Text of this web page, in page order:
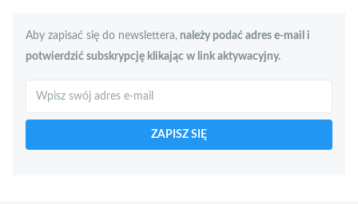
Aby zapisać się do newslettera, należy podać adres e-mail i
potwierdzić subskrypcję klikając w link aktywacyjny.
ZAPISZ SIĘ